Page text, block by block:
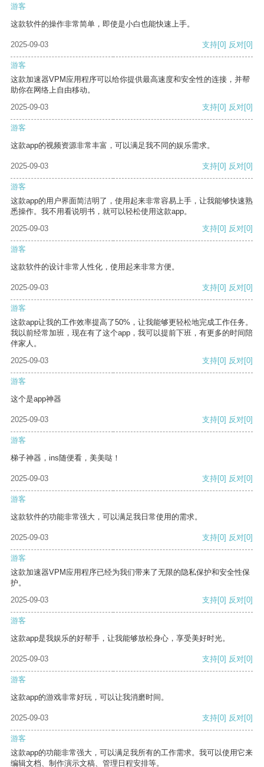
游客
这款软件的操作非常简单，即使是小白也能快速上手。
2025-09-03 支持[0] 反对[0]
游客
这款加速器VPM应用程序可以给你提供最高速度和安全性的连接，并帮
助你在网络上自由移动。
2025-09-03
支持[0] 反对[0]
游客
这款app的视频资源非常丰富，可以满足我不同的娱乐需求。
2025-09-03 支持[0] 反对[0]
游客
这款app的用户界面简洁明了，使用起来非常容易上手，让我能够快速熟
悉操作。我不用看说明书，就可以轻松使用这款app。
2025-09-03
支持[0] 反对[0]
游客
这款软件的设计非常人性化，使用起来非常方便。
2025-09-03 支持[0] 反对[0]
游客
这款app让我的工作效率提高了50%，让我能够更轻松地完成工作任务。
我以前经常加班，现在有了这个app，我可以提前下班，有更多的时间陪
伴家人。
2025-09-03
支持[0] 反对[0]
游客
这个是app神器
2025-09-03 支持[0] 反对[0]
游客
梯子神器，ins随便看，美美哒！
2025-09-03 支持[0] 反对[0]
游客
这款软件的功能非常强大，可以满足我日常使用的需求。
2025-09-03 支持[0] 反对[0]
游客
这款加速器VPM应用程序已经为我们带来了无限的隐私保护和安全性保
护。
2025-09-03
支持[0] 反对[0]
游客
这款app是我娱乐的好帮手，让我能够放松身心，享受美好时光。
2025-09-03 支持[0] 反对[0]
游客
这款app的游戏非常好玩，可以让我消磨时间。
2025-09-03 支持[0] 反对[0]
游客
这款app的功能非常强大，可以满足我所有的工作需求。我可以使用它来
编辑文档、制作演示文稿、管理日程安排等。